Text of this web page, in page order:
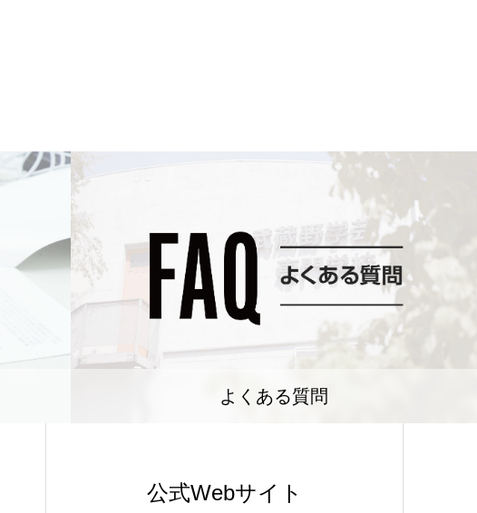
よくある質問
公式Webサイト